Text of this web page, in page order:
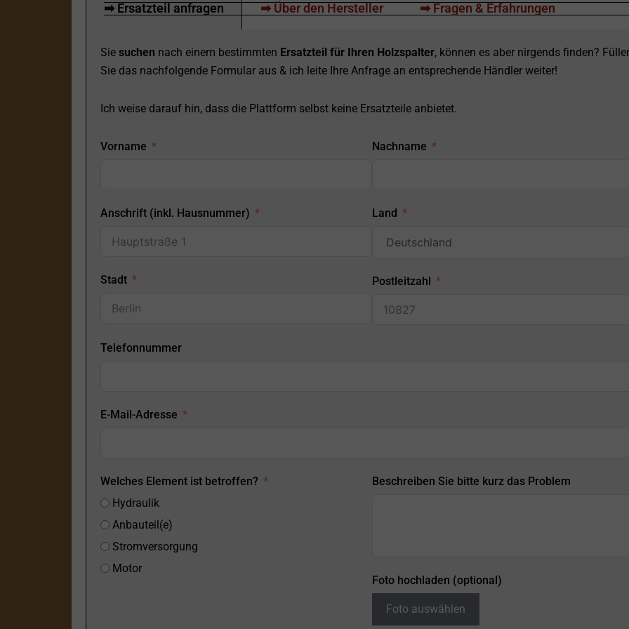
➡ Ersatzteil anfragen ➡ Über den Hersteller ➡ Fragen & Erfahrungen
Sie suchen nach einem bestimmten Ersatzteil für Ihren Holzspalter, können es aber nirgends finden?
Sie das nachfolgende Formular aus & ich leite Ihre Anfrage an entsprechende Händler weiter!
Ich weise darauf hin, dass die Plattform selbst keine Ersatzteile anbietet.
Vorname Nachname
Anschrift (inkl. Hausnummer)
Stadt
Land
Postleitzahl
Telefonnummer
E-Mail-Adresse
Welches Element ist betroffen?
Hydraulik
Anbauteil(e)
Stromversorgung
Motor
Beschreiben Sie bitte kurz das Problem
Foto hochladen (optional)
Foto auswählen